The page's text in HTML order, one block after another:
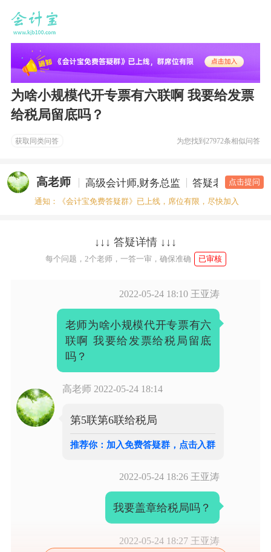
为啥小规模代开专票有六联啊 我要给发票
给税局留底吗？
获取同类问答 为您找到27972条相似问答
高老师 高级会计师,财务总监 答疑老师点击提问
通知：《会计宝免费答疑群》已上线，席位有限，尽快加入
↓↓↓ 答疑详情 ↓↓↓
每个问题，2个老师，一答一审，确保准确 已审核
2022-05-24 18:10 王亚涛
老师为啥小规模代开专票有六
联啊 我要给发票给税局留底
吗？
高老师 2022-05-24 18:14
第5联第6联给税局
推荐你：加入免费答疑群，点击入群
2022-05-24 18:26 王亚涛
我要盖章给税局吗？
2022-05-24 18:27 王亚涛